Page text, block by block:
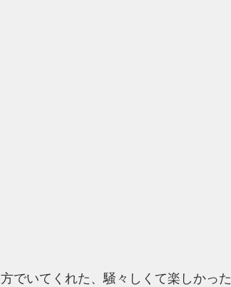
方でいてくれた、騒々しくて楽しかった